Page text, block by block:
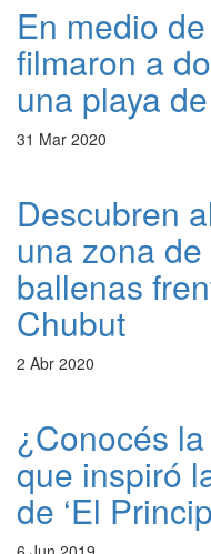
En medio
filmaron a
una playa
31 Mar 2020
Descubren
una zona
ballenas
Chubut
2 Abr 2020
¿Conocés
que inspiró
de ‘El